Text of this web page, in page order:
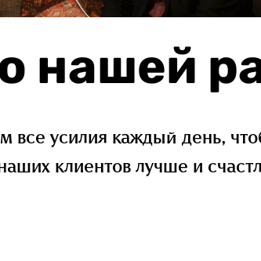
нашей
все усилия каждый день,
клиентов лучше и